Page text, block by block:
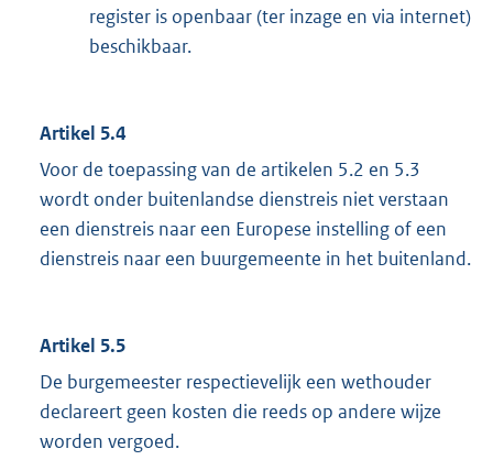
register is openbaar (ter inzage en via internet)
beschikbaar.
Artikel 5.4
Voor de toepassing van de artikelen 5.2 en 5.3
wordt onder buitenlandse dienstreis niet verstaan
een dienstreis naar een Europese instelling of een
dienstreis naar een buurgemeente in het buitenland.
Artikel 5.5
De burgemeester respectievelijk een wethouder
declareert geen kosten die reeds op andere wijze
worden vergoed.